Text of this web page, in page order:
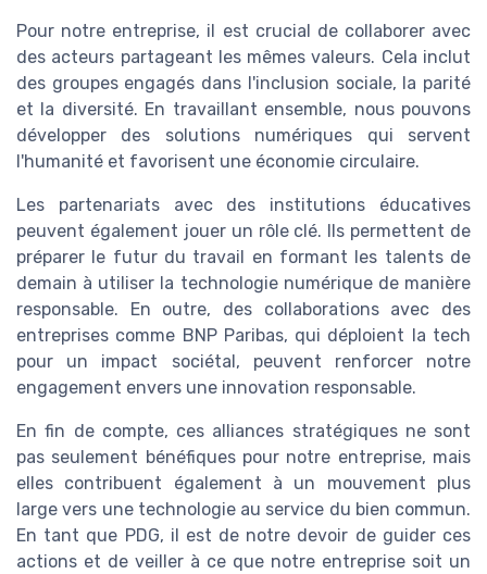
Pour notre entreprise, il est crucial de collaborer avec
des acteurs partageant les mêmes valeurs. Cela inclut
des groupes engagés dans l'inclusion sociale, la parité
et la diversité. En travaillant ensemble, nous pouvons
développer des solutions numériques qui servent
l'humanité et favorisent une économie circulaire.
Les partenariats avec des institutions éducatives
peuvent également jouer un rôle clé. Ils permettent de
préparer le futur du travail en formant les talents de
demain à utiliser la technologie numérique de manière
responsable. En outre, des collaborations avec des
entreprises comme BNP Paribas, qui déploient la tech
pour un impact sociétal, peuvent renforcer notre
engagement envers une innovation responsable.
En fin de compte, ces alliances stratégiques ne sont
pas seulement bénéfiques pour notre entreprise, mais
elles contribuent également à un mouvement plus
large vers une technologie au service du bien commun.
En tant que PDG, il est de notre devoir de guider ces
actions et de veiller à ce que notre entreprise soit un